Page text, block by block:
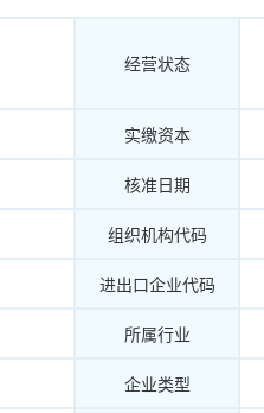
经营状态
实缴资本
核准日期
组织机构代码
进出口企业代码
所属行业
企业类型